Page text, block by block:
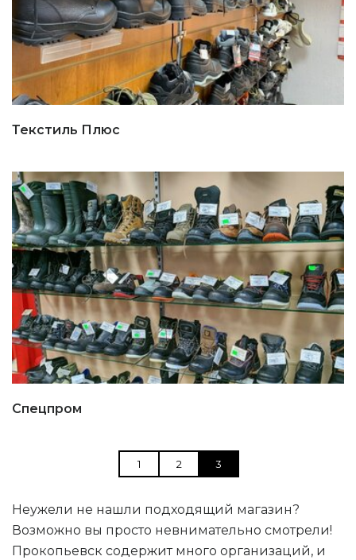
Текстиль Плюс
Спецпром
1 2 3
Неужели не нашли подходящий магазин?
Возможно вы просто невнимательно смотрели!
Прокопьевск содержит много организаций, и